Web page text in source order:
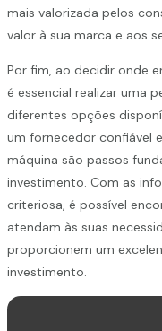
mais valorizada pelos
valor à sua marca e aos
Por fim, ao decidir onde
é essencial realizar uma
diferentes opções
um fornecedor confiável
máquina são passos
investimento. Com as
criteriosa, é possível
atendam às suas
proporcionem um
investimento.